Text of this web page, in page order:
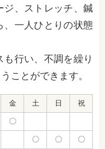
ジ、ストレッチ、鍼
、一人ひとりの状態
行い、不調を繰り
ことができます。
金 土 日 祝
〇
〇 〇 〇